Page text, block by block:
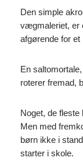
Den simple
vægmaleriet, er
afgørende for et
En
roterer fremad,
Noget, de
Men med
børn ikke i
starter i skole.